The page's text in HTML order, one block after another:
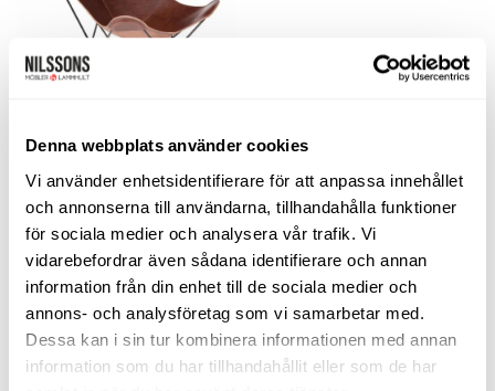
Denna webbplats använder cookies
Vi använder enhetsidentifierare för att anpassa innehållet
och annonserna till användarna, tillhandahålla funktioner
för sociala medier och analysera vår trafik. Vi
vidarebefordrar även sådana identifierare och annan
information från din enhet till de sociala medier och
annons- och analysföretag som vi samarbetar med.
Dessa kan i sin tur kombinera informationen med annan
information som du har tillhandahållit eller som de har
önskelistan
FÅTÖLJER
pampa chocolate
Cuero Design
10.450kr
LÄGG TILL I VARUKORG
LIKNANDE PRODUKTER